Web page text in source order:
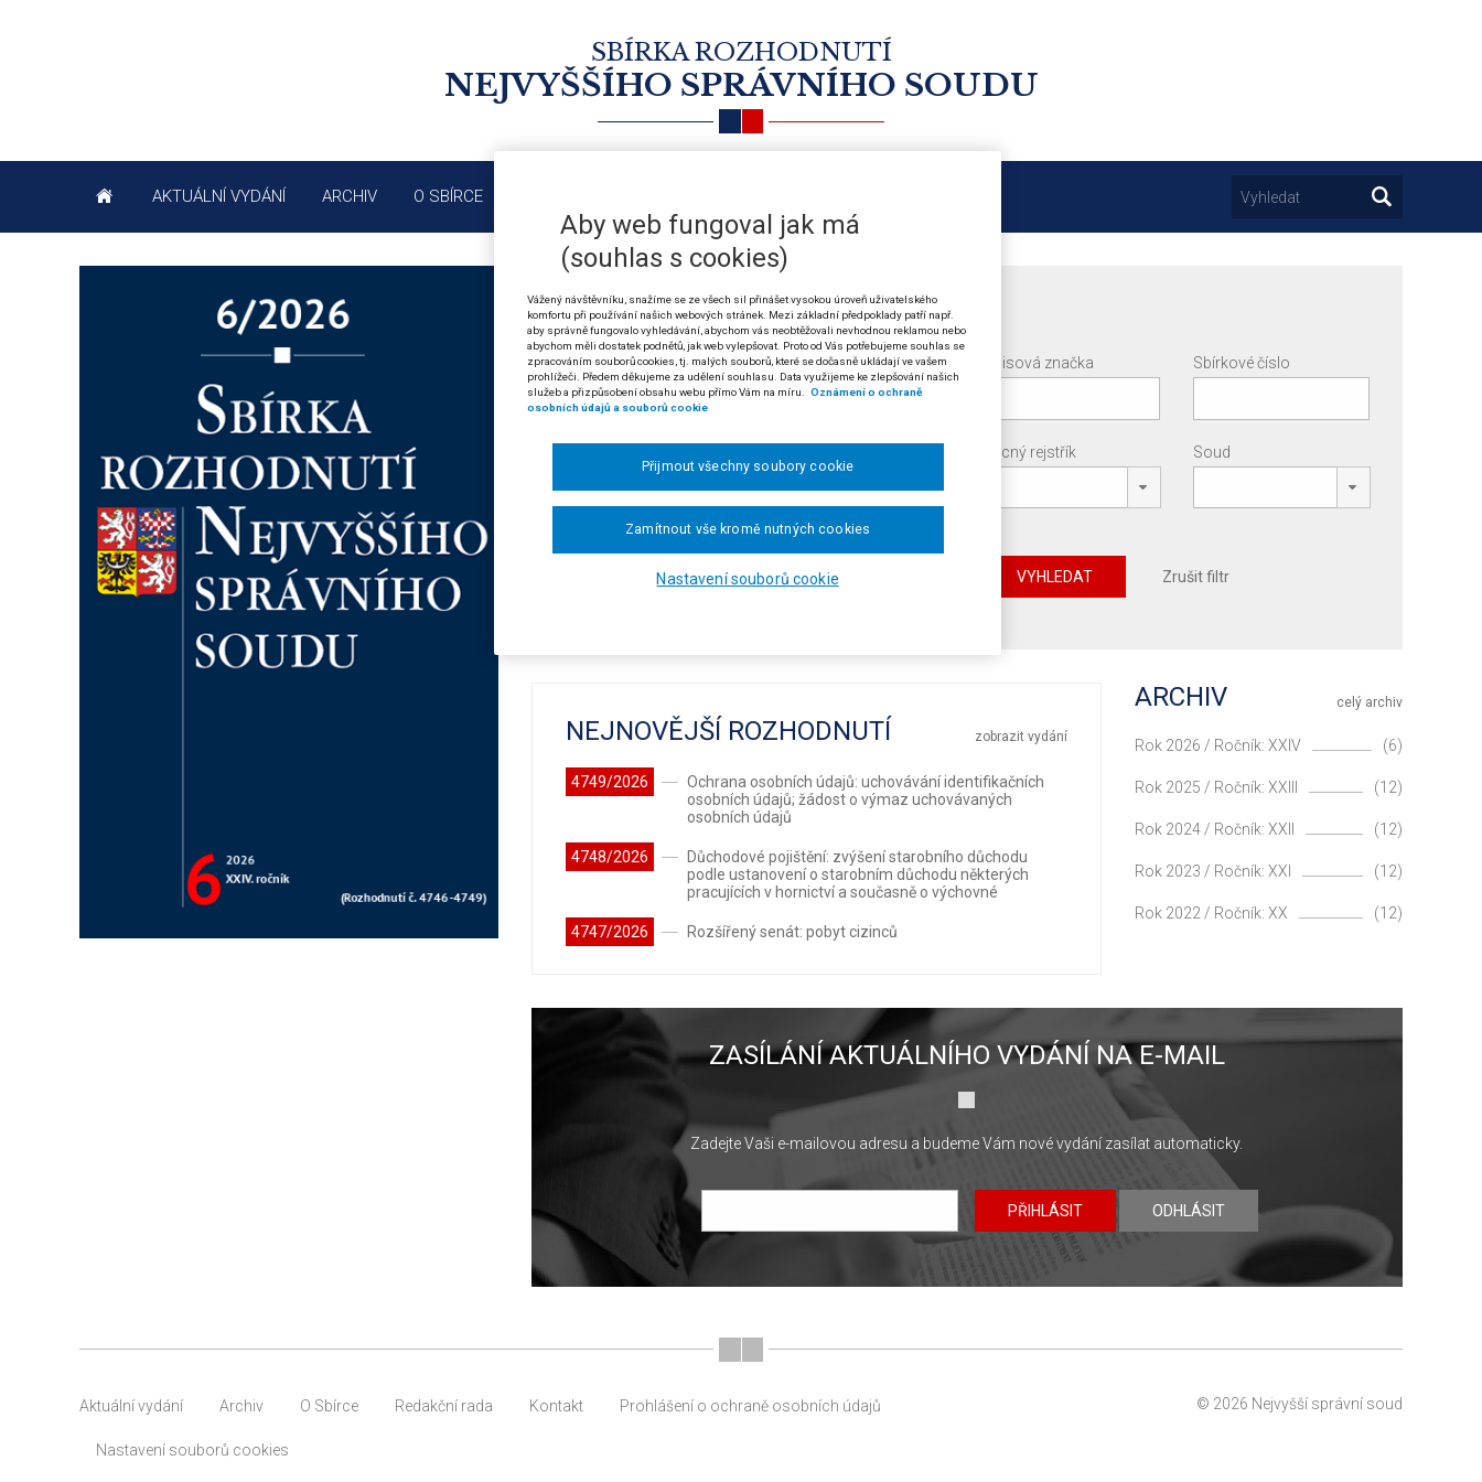
SBÍRKA ROZHODNUTÍ
NEJVYŠŠÍHO SPRÁVNÍHO SOUDU
AKTUÁLNÍ VYDÁNÍ ARCHIV O SBÍRCE
VYHLEDÁVÁNÍ
Hledaný výraz Spisová značka Sbírkové číslo
(?) Věcný rejstřík Soud
Datum rozhodnutí do
VYHLEDAT Zrušit filtr
zobrazit vydání
NEJNOVĚJŠÍ ROZHODNUTÍ
4749/2026
Ochrana osobních údajů: uchovávání identifikačních
osobních údajů; žádost o výmaz uchovávaných
osobních údajů
4748/2026
Důchodové pojištění: zvýšení starobního důchodu
podle ustanovení o starobním důchodu některých
pracujících v hornictví a současně o výchovné
4747/2026 Rozšířený senát: pobyt cizinců
celý archiv
ARCHIV
Rok 2026 / Ročník: XXIV (6)
Rok 2025 / Ročník: XXIII (12)
Rok 2024 / Ročník: XXII (12)
Rok 2023 / Ročník: XXI (12)
Rok 2022 / Ročník: XX (12)
ZASÍLÁNÍ AKTUÁLNÍHO VYDÁNÍ NA E-MAIL
Zadejte Vaši e-mailovou adresu a budeme Vám nové vydání zasílat automaticky.
PŘIHLÁSIT ODHLÁSIT
Aktuální vydání Archiv O Sbírce Redakční rada Kontakt Prohlášení o ochraně osobních údajů
Nastavení souborů cookies
© 2026 Nejvyšší správní soud
Aby web fungoval jak má
(souhlas s cookies)
Vážený návštěvníku, snažíme se ze všech sil přinášet vysokou úroveň uživatelského
komfortu při používání našich webových stránek. Mezi základní předpoklady patří např.
aby správně fungovalo vyhledávání, abychom vás neobtěžovali nevhodnou reklamou nebo
abychom měli dostatek podnětů, jak web vylepšovat. Proto od Vás potřebujeme souhlas se
zpracováním souborů cookies, tj. malých souborů, které se dočasně ukládají ve vašem
prohlížeči. Předem děkujeme za udělení souhlasu. Data využijeme ke zlepšování našich
služeb a přizpůsobení obsahu webu přímo Vám na míru.
Oznámení o ochraně
osobních údajů a souborů cookie
Nastavení souborů cookie
Zamítnout vše kromě nutných cookies
Přijmout všechny soubory cookie